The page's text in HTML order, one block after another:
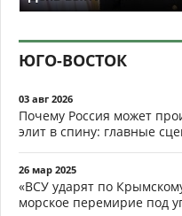
ЮГО-ВОСТОК
03 авг 2026
Почему Россия может
элит в спину: главные
26 мар 2025
«ВСУ ударят по
морское перемирие под